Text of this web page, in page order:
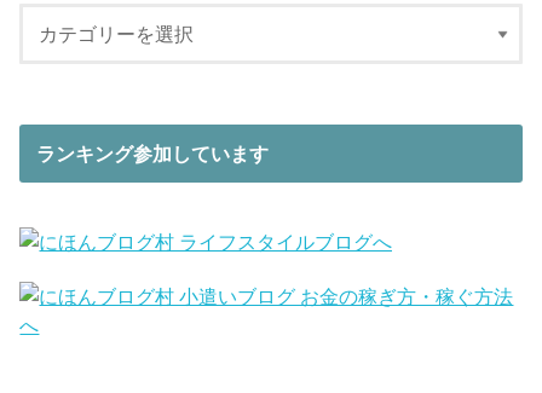
ランキング参加しています